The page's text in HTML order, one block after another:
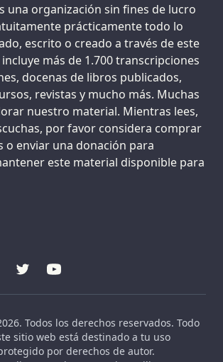
una organización sin fines de lucro
prácticamente todo lo
escrito o creado a través de este
más de 1.700 transcripciones
docenas de libros publicados,
revistas y mucho más. Muchas
nuestro material. Mientras lees,
por favor considera comprar
o enviar una donación para
este material disponible para
Todos los derechos reservados. Todo
sitio web está destinado a tu uso
por derechos de autor.